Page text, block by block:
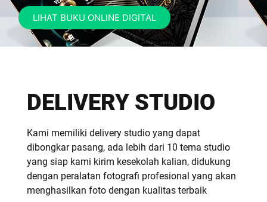
LIHAT BUKU ONLINE DIGITAL
DELIVERY STUDIO
Kami memiliki delivery studio yang dapat
dibongkar pasang, ada lebih dari 10 tema studio
yang siap kami kirim kesekolah kalian, didukung
dengan peralatan fotografi profesional yang akan
menghasilkan foto dengan kualitas terbaik